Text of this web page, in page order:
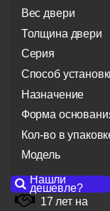
Вес двери
Толщина двери
Серия
Способ
Назначение
Форма
Кол-во в
Модель
Нашли
дешевле?
17 лет на